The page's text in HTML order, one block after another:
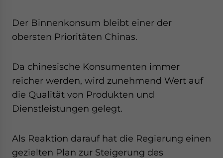
Der Binnenkonsum bleibt einer der
obersten Prioritäten Chinas.
Da chinesische Konsumenten immer
reicher werden, wird zunehmend Wert auf
die Qualität von Produkten und
Dienstleistungen gelegt.
Als Reaktion darauf hat die Regierung einen
gezielten Plan zur Steigerung des
for Asia!